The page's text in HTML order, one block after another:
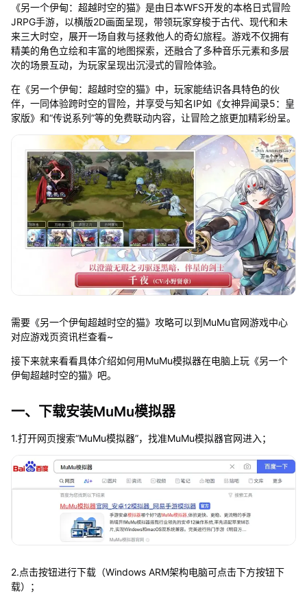
《另一个伊甸：超越时空的猫》是由日本WFS开发的本格日式冒险
JRPG手游，以横版2D画面呈现，带领玩家穿梭于古代、现代和未
来三大时空，展开一场自救与拯救他人的奇幻旅程。游戏不仅拥有
精美的角色立绘和丰富的地图探索，还融合了多种音乐元素和多层
次的场景互动，为玩家呈现出沉浸式的冒险体验。
在《另一个伊甸：超越时空的猫》中，玩家能结识各具特色的伙
伴，一同体验跨时空的冒险，并享受与知名IP如《女神异闻录5：皇
家版》和“传说系列”等的免费联动内容，让冒险之旅更加精彩纷呈。
需要《另一个伊甸超越时空的猫》攻略可以到MuMu官网游戏中心
对应游戏页资讯栏查看~
接下来就来看看具体介绍如何用MuMu模拟器在电脑上玩《另一个
伊甸超越时空的猫》吧。
一、下载安装MuMu模拟器
1.打开网页搜索“MuMu模拟器”，找准MuMu模拟器官网进入；
2.点击按钮进行下载（Windows ARM架构电脑可点击下方按钮下
载）；